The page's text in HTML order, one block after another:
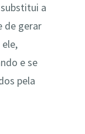
a
de gerar
e se
pela